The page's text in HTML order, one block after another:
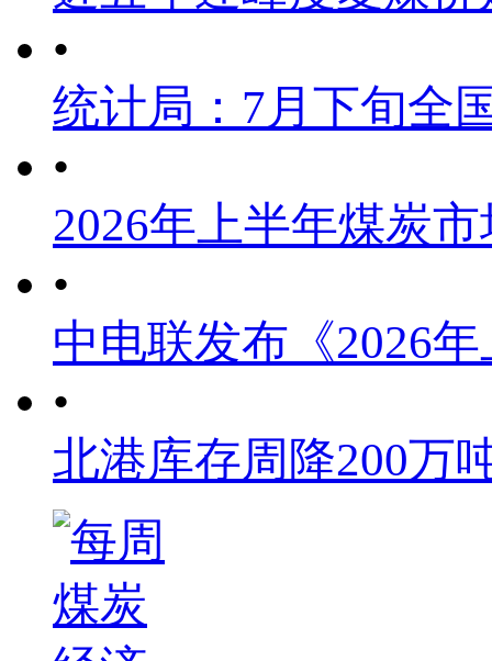
•
统计局：7月下旬全
•
2026年上半年煤炭
•
中电联发布《2026
•
北港库存周降200万